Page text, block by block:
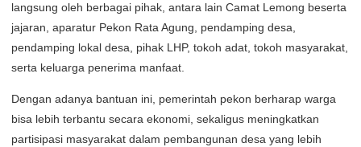
langsung oleh berbagai pihak, antara lain Camat Lemong beserta
jajaran, aparatur Pekon Rata Agung, pendamping desa,
pendamping lokal desa, pihak LHP, tokoh adat, tokoh masyarakat,
serta keluarga penerima manfaat.
Dengan adanya bantuan ini, pemerintah pekon berharap warga
bisa lebih terbantu secara ekonomi, sekaligus meningkatkan
partisipasi masyarakat dalam pembangunan desa yang lebih